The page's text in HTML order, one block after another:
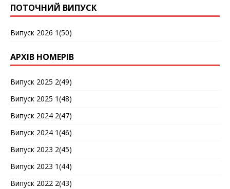
ПОТОЧНИЙ ВИПУСК
Випуск 2026 1(50)
АРХІВ НОМЕРІВ
Випуск 2025 2(49)
Випуск 2025 1(48)
Випуск 2024 2(47)
Випуск 2024 1(46)
Випуск 2023 2(45)
Випуск 2023 1(44)
Випуск 2022 2(43)